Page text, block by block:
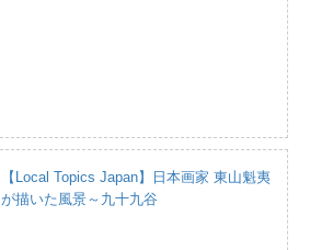
【Local Topics Japan】日本画家 東山魁夷
が描いた風景～九十九谷